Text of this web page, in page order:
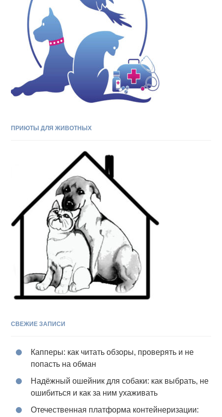
ПРИЮТЫ ДЛЯ ЖИВОТНЫХ
СВЕЖИЕ ЗАПИСИ
Капперы: как читать обзоры, проверять и не
попасть на обман
Надёжный ошейник для собаки: как выбрать, не
ошибиться и как за ним ухаживать
Отечественная платформа контейнеризации: